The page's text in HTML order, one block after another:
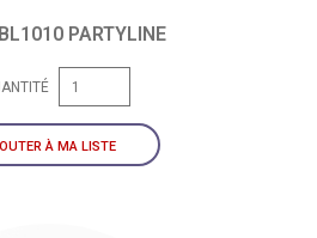
PARTYLINE
À MA LISTE